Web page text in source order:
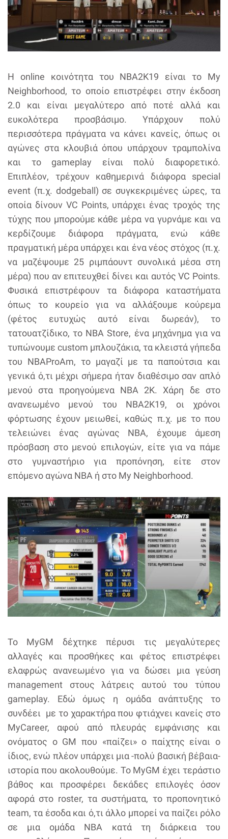
Η online κοινότητα του NBA2K19 είναι το My
Neighborhood, το οποίο επιστρέφει στην έκδοση
2.0 και είναι μεγαλύτερο από ποτέ αλλά και
ευκολότερα προσβάσιμο. Υπάρχουν πολύ
περισσότερα πράγματα να κάνει κανείς, όπως οι
αγώνες στα κλουβιά όπου υπάρχουν τραμπολίνα
και το gameplay είναι πολύ διαφορετικό.
Επιπλέον, τρέχουν καθημερινά διάφορα special
event (π.χ. dodgeball) σε συγκεκριμένες ώρες, τα
οποία δίνουν VC Points, υπάρχει ένας τροχός της
τύχης που μπορούμε κάθε μέρα να γυρνάμε και να
κερδίζουμε διάφορα πράγματα, ενώ κάθε
πραγματική μέρα υπάρχει και ένα νέος στόχος (π.χ.
να μαζέψουμε 25 ριμπάουντ συνολικά μέσα στη
μέρα) που αν επιτευχθεί δίνει και αυτός VC Points.
Φυσικά επιστρέφουν τα διάφορα καταστήματα
όπως το κουρείο για να αλλάξουμε κούρεμα
(φέτος ευτυχώς αυτό είναι δωρεάν), το
τατουατζίδικο, το NBA Store, ένα μηχάνημα για να
τυπώνουμε custom μπλουζάκια, τα κλειστά γήπεδα
του NBAProAm, το μαγαζί με τα παπούτσια και
γενικά ό,τι μέχρι σήμερα ήταν διαθέσιμο σαν απλό
μενού στα προηγούμενα NBA 2K. Χάρη δε στο
ανανεωμένο μενού του NBA2K19, οι χρόνοι
φόρτωσης έχουν μειωθεί, καθώς π.χ. με το που
τελειώνει ένας αγώνας NBA, έχουμε άμεση
πρόσβαση στο μενού επιλογών, είτε για να πάμε
στο γυμναστήριο για προπόνηση, είτε στον
επόμενο αγώνα NBA ή στο My Neighborhood.
Το MyGM δέχτηκε πέρυσι τις μεγαλύτερες
αλλαγές και προσθήκες και φέτος επιστρέφει
ελαφρώς ανανεωμένο για να δώσει μια γεύση
management στους λάτρεις αυτού του τύπου
gameplay. Εδώ όμως η ομάδα ανάπτυξης το
συνδέει με το χαρακτήρα που φτιάχνει κανείς στο
MyCareer, αφού από πλευράς εμφάνισης και
ονόματος ο GM που «παίζει» ο παίχτης είναι ο
ίδιος, ενώ πλέον υπάρχει μια -πολύ βασική βέβαια-
ιστορία που ακολουθούμε. Το MyGM έχει τεράστιο
βάθος και προσφέρει δεκάδες επιλογές όσον
αφορά στο roster, τα συστήματα, το προπονητικό
team, τα έσοδα και ό,τι άλλο μπορεί να παίζει ρόλο
σε μια ομάδα NBA κατά τη διάρκεια του